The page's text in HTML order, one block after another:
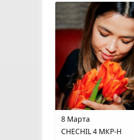
8 Марта
CHECHIL 4 МКР-Н